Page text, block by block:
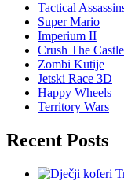
Tactical
Super Mario
Imperium II
Crush The Castle
Zombi Kutije
Jetski Race 3D
Happy Wheels
Territory Wars
Recent Posts